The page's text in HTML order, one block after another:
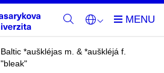
Baltic *auškléjas m. & *auškléjá f.
"bleak"